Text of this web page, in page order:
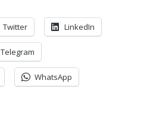
Twitter LinkedIn
Telegram
WhatsApp